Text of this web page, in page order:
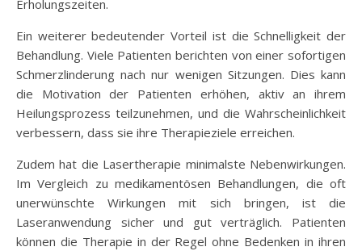
Erholungszeiten.
Ein weiterer bedeutender Vorteil ist die Schnelligkeit der
Behandlung. Viele Patienten berichten von einer sofortigen
Schmerzlinderung nach nur wenigen Sitzungen. Dies kann
die Motivation der Patienten erhöhen, aktiv an ihrem
Heilungsprozess teilzunehmen, und die Wahrscheinlichkeit
verbessern, dass sie ihre Therapieziele erreichen.
Zudem hat die Lasertherapie minimalste Nebenwirkungen.
Im Vergleich zu medikamentösen Behandlungen, die oft
unerwünschte Wirkungen mit sich bringen, ist die
Laseranwendung sicher und gut verträglich. Patienten
können die Therapie in der Regel ohne Bedenken in ihren